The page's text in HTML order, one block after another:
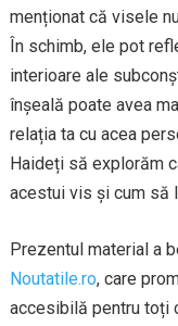
menționat că visele
În schimb, ele pot
interioare ale
înșeală poate avea
relația ta cu acea
Haideți să explorăm
acestui vis și cum să
Prezentul material a
Noutatile.ro, care
accesibilă pentru toți